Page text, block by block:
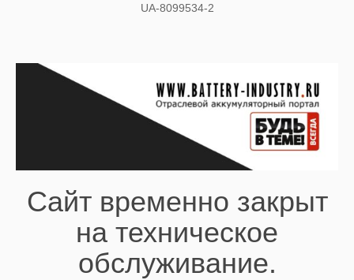
UA-8099534-2
Сайт временно закрыт
на техническое
обслуживание.